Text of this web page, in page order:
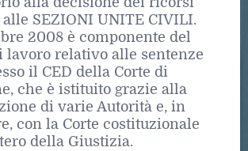
alle SEZIONI UNITE CIVILI.
2008 è componente del
lavoro relativo alle sentenze
il CED della Corte di
che è istituito grazie alla
di varie Autorità e, in
con la Corte costituzionale
della Giustizia.